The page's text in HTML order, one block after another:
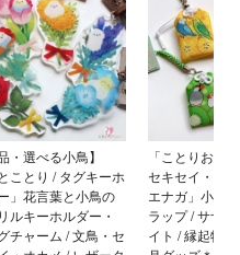
・選べる小鳥】
ことり / タグキーホ
」花言葉と小鳥の
ルキーホルダー・
チャーム / 文鳥・セ
「ことりおま
セキセイ・オ
エナガ」小鳥
ラップ / サザ
イト / 縁起物